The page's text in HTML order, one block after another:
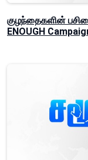
குழந்தைகளின்
ENOUGH